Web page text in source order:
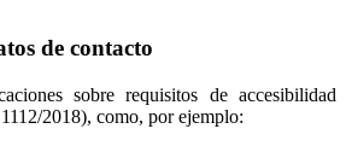
de contacto
sobre requisitos de accesibilidad
2018), como, por ejemplo: